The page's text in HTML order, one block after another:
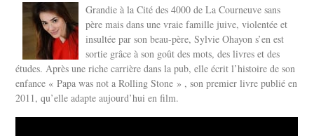
Grandie à la Cité des 4000 de La Courneuve sans
père mais dans une vraie famille juive, violentée et
insultée par son beau-père, Sylvie Ohayon s’en est
sortie grâce à son goût des mots, des livres et des
études. Après une riche carrière dans la pub, elle écrit l’histoire de son
enfance « Papa was not a Rolling Stone » , son premier livre publié en
2011, qu’elle adapte aujourd’hui en film.